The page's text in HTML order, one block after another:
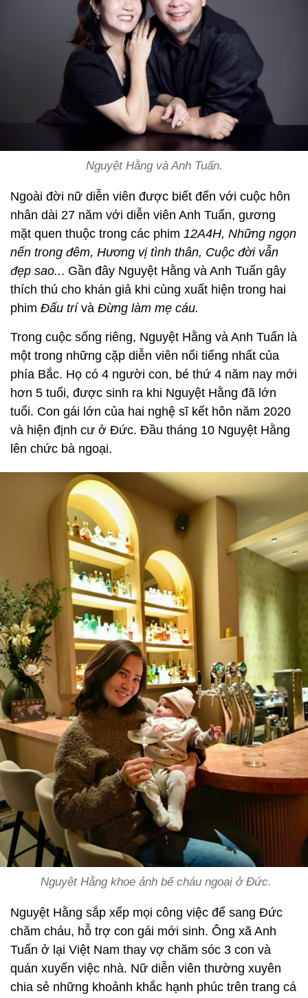
Nguyệt Hằng và Anh Tuấn.
Ngoài đời nữ diễn viên được biết đến với cuộc hôn
nhân dài 27 năm với diễn viên Anh Tuấn, gương
mặt quen thuộc trong các phim 12A4H, Những ngọn
nến trong đêm, Hương vị tình thân, Cuộc đời vẫn
đẹp sao... Gần đây Nguyệt Hằng và Anh Tuấn gây
thích thú cho khán giả khi cùng xuất hiện trong hai
phim Đấu trívà Đừng làm mẹ cáu.
Trong cuộc sống riêng, Nguyệt Hằng và Anh Tuấn là
một trong những cặp diễn viên nổi tiếng nhất của
phía Bắc. Họ có 4 người con, bé thứ 4 năm nay mới
hơn 5 tuổi, được sinh ra khi Nguyệt Hằng đã lớn
tuổi. Con gái lớn của hai nghệ sĩ kết hôn năm 2020
và hiện định cư ở Đức. Đầu tháng 10 Nguyệt Hằng
lên chức bà ngoại.
Nguyệt Hằng khoe ảnh bế cháu ngoại ở Đức.
Nguyệt Hằng sắp xếp mọi công việc để sang Đức
chăm cháu, hỗ trợ con gái mới sinh. Ông xã Anh
Tuấn ở lại Việt Nam thay vợ chăm sóc 3 con và
quán xuyến việc nhà. Nữ diễn viên thường xuyên
chia sẻ những khoảnh khắc hạnh phúc trên trang cá